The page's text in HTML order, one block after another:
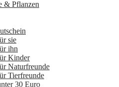
& Pflanzen
sie
ihn
Kinder
Naturfreunde
Tierfreunde
30 Euro